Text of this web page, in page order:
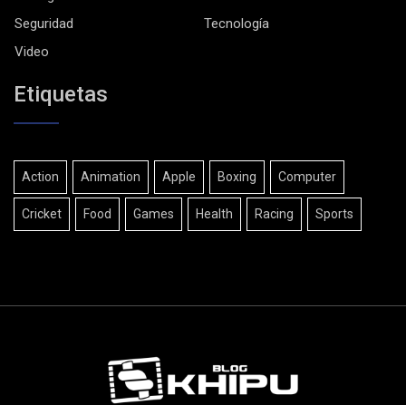
Seguridad
Tecnología
Video
Etiquetas
Action Animation Apple Boxing Computer
Cricket Food Games Health Racing Sports